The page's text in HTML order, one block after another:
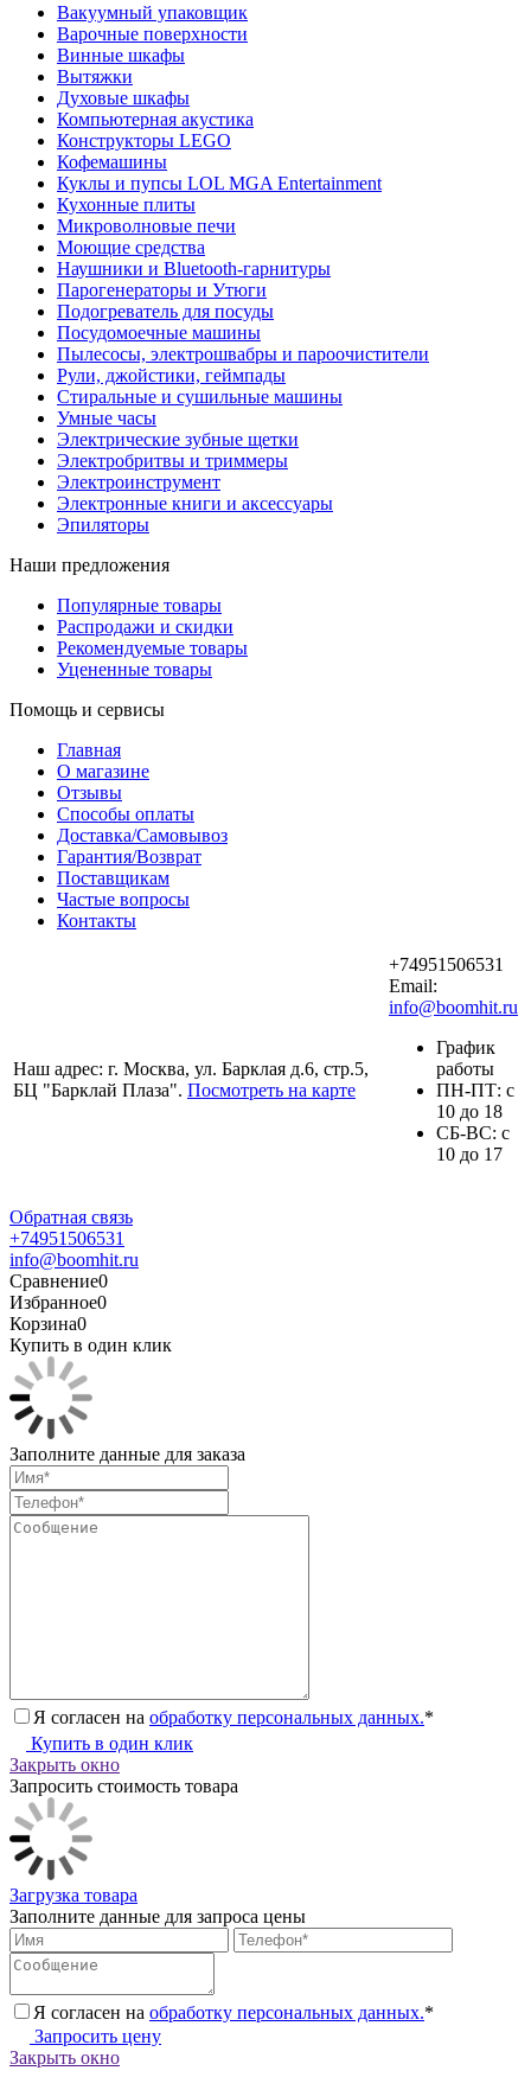
Вакуумный упаковщик
Варочные поверхности
Винные шкафы
Вытяжки
Духовые шкафы
Компьютерная акустика
Конструкторы LEGO
Кофемашины
Куклы и пупсы LOL MGA Entertainment
Кухонные плиты
Микроволновые печи
Моющие средства
Наушники и Bluetooth-гарнитуры
Парогенераторы и Утюги
Подогреватель для посуды
Посудомоечные машины
Пылесосы, электрошвабры и пароочистители
Рули, джойстики, геймпады
Стиральные и сушильные машины
Умные часы
Электрические зубные щетки
Электробритвы и триммеры
Электроинструмент
Электронные книги и аксессуары
Эпиляторы
Наши предложения
Популярные товары
Распродажи и скидки
Рекомендуемые товары
Уцененные товары
Помощь и сервисы
Главная
О магазине
Отзывы
Способы оплаты
Доставка/Самовывоз
Гарантия/Возврат
Поставщикам
Частые вопросы
Контакты
Наш адрес: г. Москва, ул. Барклая д.6, стр.5,
БЦ "Барклай Плаза". Посмотреть на карте
+74951506531
Email:
info@boomhit.ru
График
работы
ПH-ПТ: с
10 до 18
СБ-ВС: с
10 до 17
Обратная связь
+74951506531
info@boomhit.ru
Сравнение0
Избранное0
Корзина0
Купить в один клик
Заполните данные для заказа
Я согласен на обработку персональных данных.*
Купить в один клик
Закрыть окно
Запросить стоимость товара
Загрузка товара
Заполните данные для запроса цены
Я согласен на обработку персональных данных.*
Запросить цену
Закрыть окно